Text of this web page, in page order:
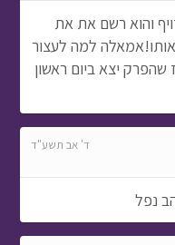
והוא רשם את את
למה לעצור
יצא ביום ראשון
ד' אב תשע"ד
נפל